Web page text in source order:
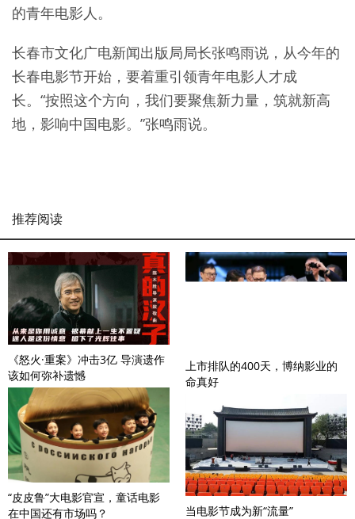
的青年电影人。
长春市文化广电新闻出版局局长张鸣雨说，从今年的
长春电影节开始，要着重引领青年电影人才成
长。“按照这个方向，我们要聚焦新力量，筑就新高
地，影响中国电影。”张鸣雨说。
推荐阅读
《怒火·重案》冲击3亿 导演遗作
该如何弥补遗憾
“皮皮鲁”大电影官宣，童话电影
在中国还有市场吗？
上市排队的400天，博纳影业的
命真好
当电影节成为新“流量”